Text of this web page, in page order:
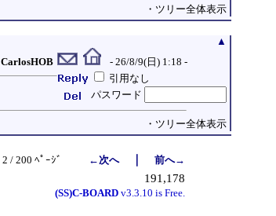
・ツリー全体表示
▲
CarlosHOB
- 26/8/9(日) 1:18 -
引用なし
パスワード
・ツリー全体表示
2 / 200 ﾍﾟｰｼﾞ ←次へ｜ 前へ→
191,178
(SS)C-BOARD v3.3.10 is Free.